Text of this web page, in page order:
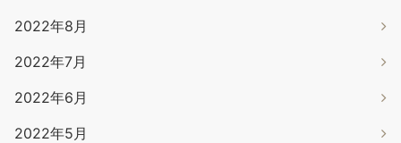
2022年8月
2022年7月
2022年6月
2022年5月